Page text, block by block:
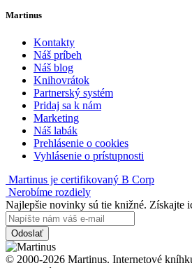
Martinus
Kontakty
Náš príbeh
Náš blog
Knihovrátok
Partnerský systém
Pridaj sa k nám
Marketing
Náš labák
Prehlásenie o cookies
Vyhlásenie o prístupnosti
Martinus je certifikovaný B Corp
Nerobíme rozdiely
Najlepšie novinky sú tie knižné. Získajte
Odoslať
© 2000-2026 Martinus. Internetové